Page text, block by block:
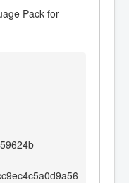
Pack for